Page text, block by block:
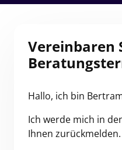
Vereinbaren
Hallo, ich bin
Ich werde mich in
Ihnen zurückmelden.